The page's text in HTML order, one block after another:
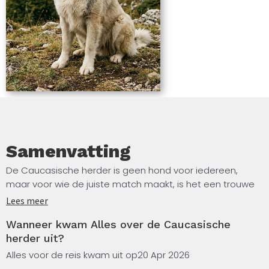
Samenvatting
De Caucasische herder is geen hond voor iedereen,
maar voor wie de juiste match maakt, is het een trouwe
en indrukwekkende metgezel voor het leven. In dit boek
honderase te begrijpen, op te voeden en goed te
verzorgen. Je leert hoe het karakter van de Caucasische
herder is gevormd door eeuwen van bewaking en
Lees meer
Wanneer kwam Alles over de Caucasische
herder uit?
Alles voor de reis kwam uit op20 Apr 2026